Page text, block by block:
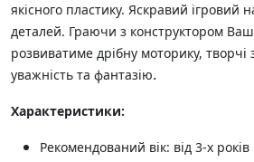
якісного пластику. Яскравий ігровий
деталей. Граючи з конструктором
розвиватиме дрібну моторику, творчі
уважність та фантазію.
Характеристики:
Рекомендований вік: від 3-х років